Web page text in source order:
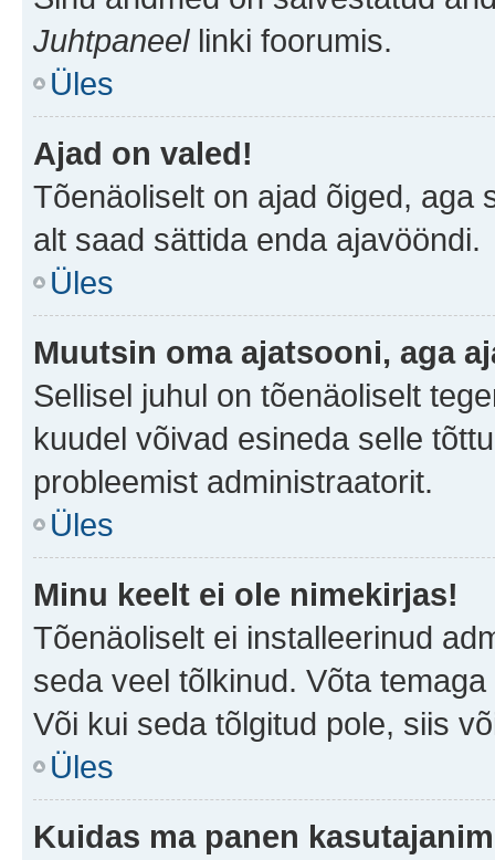
Juhtpaneellinki foorumis.
Üles
Ajad on valed!
Tõenäoliselt on ajad õiged, aga
alt saad sättida enda ajavööndi.
Üles
Muutsin oma ajatsooni, aga
Sellisel juhul on tõenäoliselt
kuudel võivad esineda selle
probleemist administraatorit.
Üles
Minu keelt ei ole nimekirjas!
Tõenäoliselt ei installeerinud
seda veel tõlkinud. Võta
Või kui seda tõlgitud pole, siis
Üles
Kuidas ma panen